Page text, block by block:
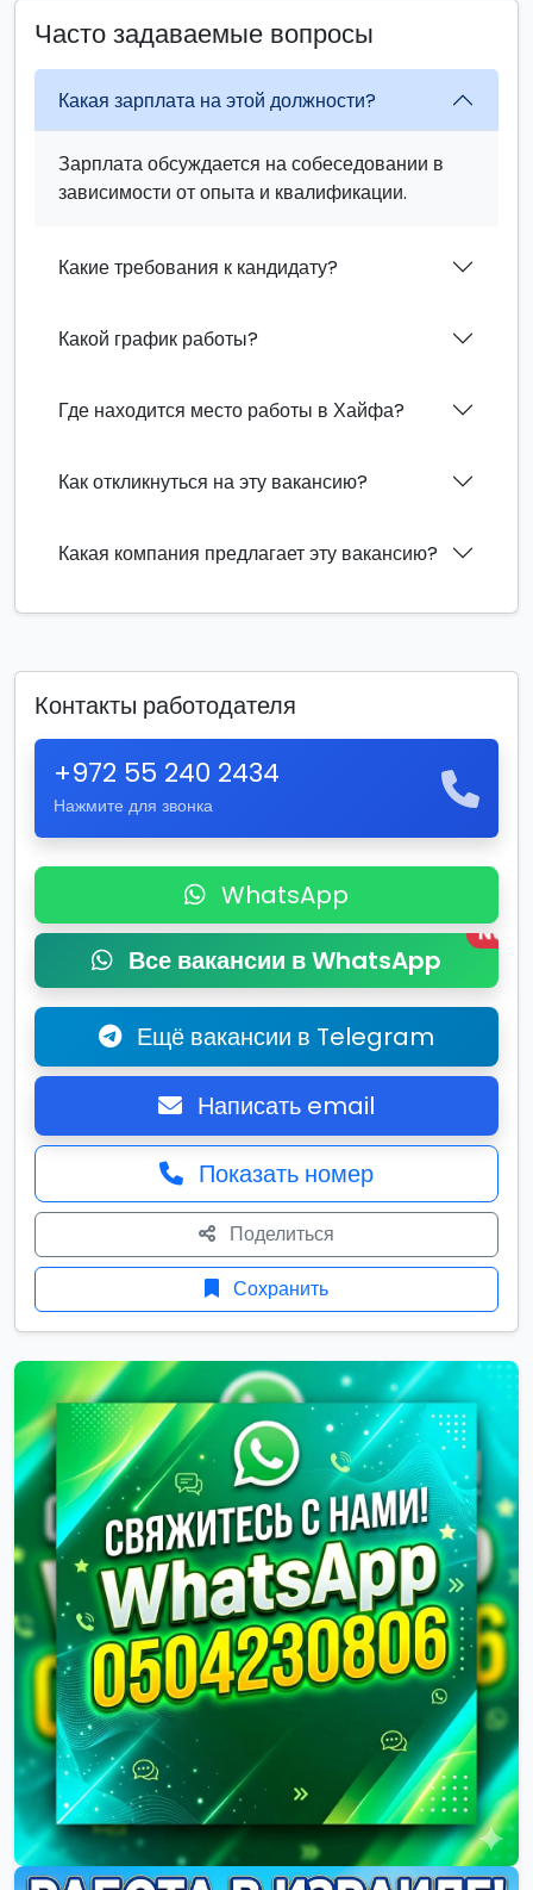
Часто задаваемые вопросы
Какая зарплата на этой должности?
Зарплата обсуждается на собеседовании в
зависимости от опыта и квалификации.
Какие требования к кандидату?
Какой график работы?
Где находится место работы в Хайфа?
Как откликнуться на эту вакансию?
Какая компания предлагает эту вакансию?
Контакты работодателя
+972 55 240 2434
Нажмите для звонка
WhatsApp
Все вакансии в WhatsApp
New
Ещё вакансии в Telegram
Написать email
Показать номер
Поделиться
Сохранить